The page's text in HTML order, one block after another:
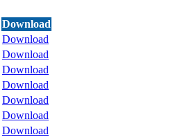
Download
Download
Download
Download
Download
Download
Download
Download